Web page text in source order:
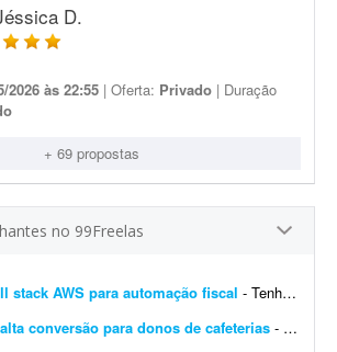
D.
2026 às 22:55 | Oferta: Privado | Duração
+ 69 propostas
no 99Freelas
stack AWS para automação fiscal - Tenho uma plataforma de automação fiscal rodando em AWS - ela pega os dados do sistema do cliente, calcula os impostos e emite a nota fiscal automaticamente. Preciso de alguém...
conversão para donos de cafeterias - Sou gestor de tráfego especializado em cafeterias e cafés e preciso de uma landing page de alta conversão para captar leads (donos de cafeterias) que chegam pelos meus an&uacut...